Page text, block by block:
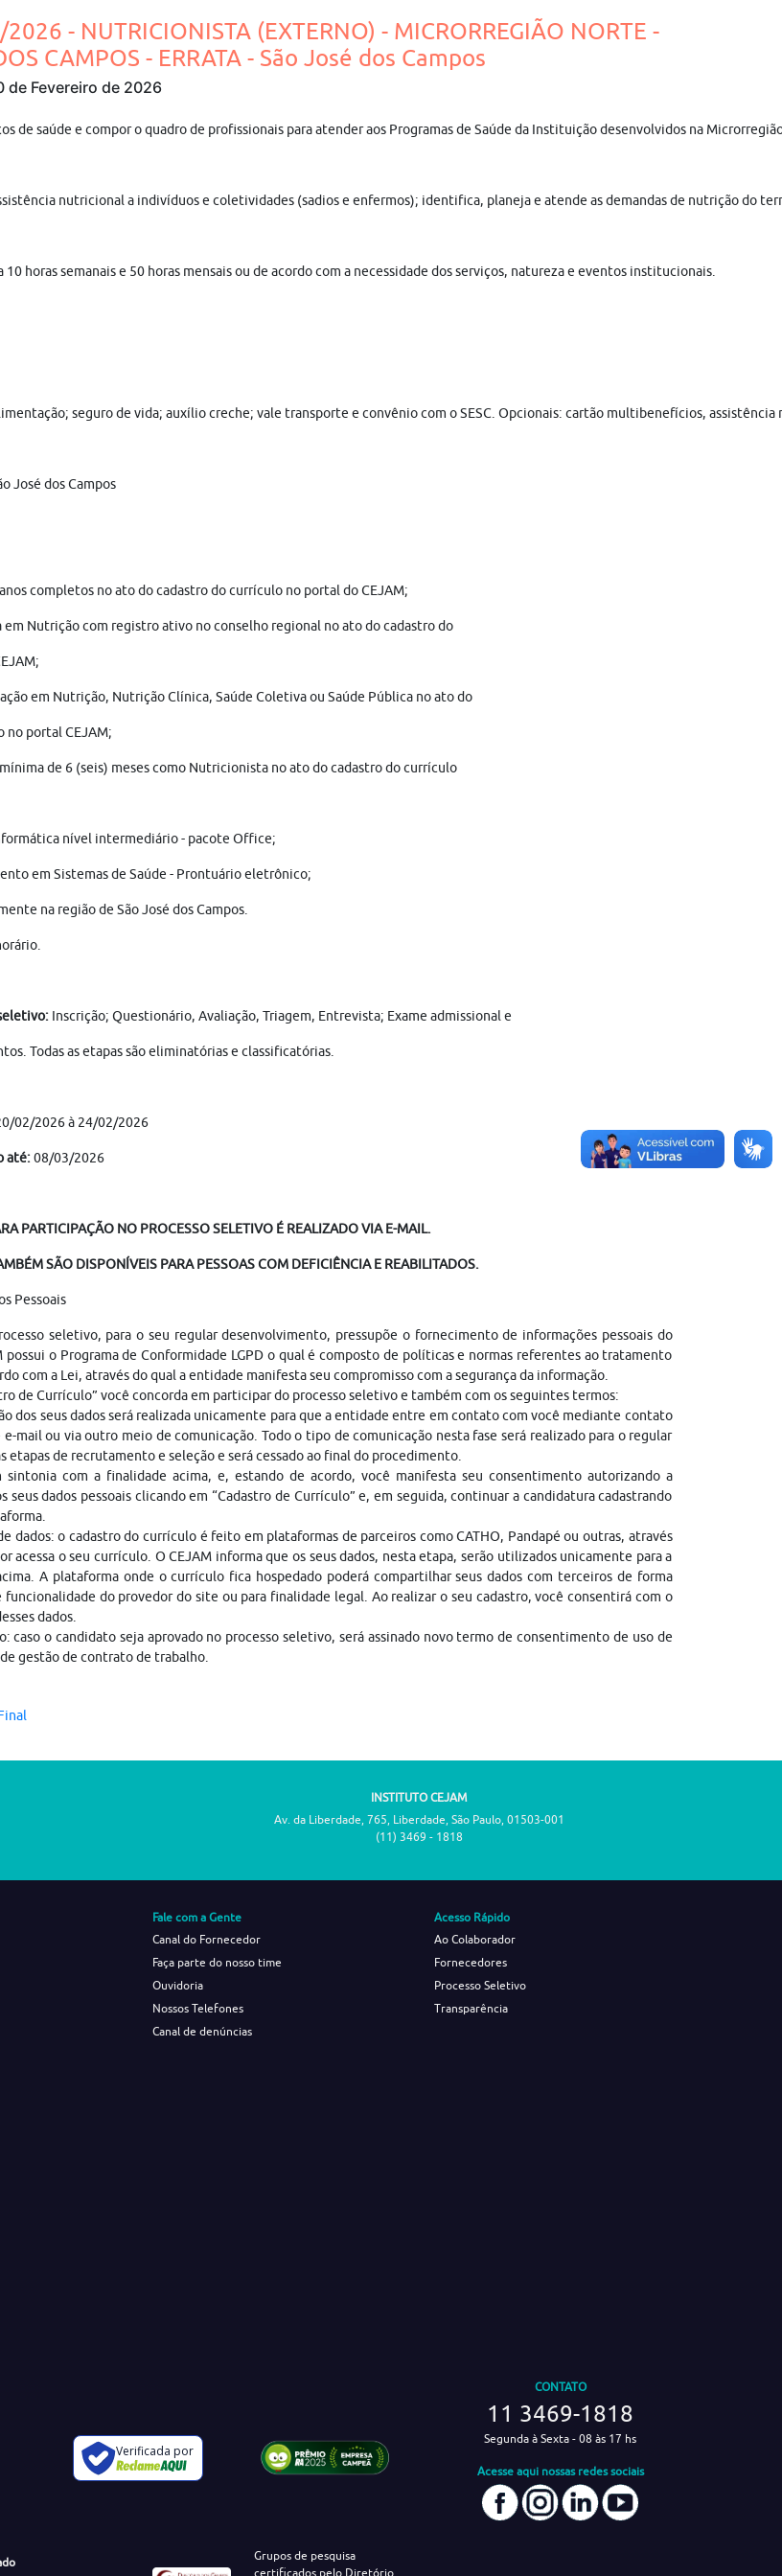
- NUTRICIONISTA (EXTERNO) - MICRORREGIÃO NORTE -
CAMPOS - ERRATA - São José dos Campos
de Fevereiro de 2026
de saúde e compor o quadro de profissionais para atender aos Programas de Saúde da Instituição desenvolvidos na
nutricional a indivíduos e coletividades (sadios e enfermos); identifica, planeja e atende as demandas de nutrição do
10 horas semanais e 50 horas mensais ou de acordo com a necessidade dos serviços, natureza e eventos institucionais.
seguro de vida; auxílio creche; vale transporte e convênio com o SESC. Opcionais: cartão multibenefícios,
José dos Campos
completos no ato do cadastro do currículo no portal do CEJAM;
em Nutrição com registro ativo no conselho regional no ato do cadastro do
em Nutrição, Nutrição Clínica, Saúde Coletiva ou Saúde Pública no ato do
no portal CEJAM;
de 6 (seis) meses como Nutricionista no ato do cadastro do currículo
nível intermediário - pacote Office;
em Sistemas de Saúde - Prontuário eletrônico;
na região de São José dos Campos.
Inscrição; Questionário, Avaliação, Triagem, Entrevista; Exame admissional e
Todas as etapas são eliminatórias e classificatórias.
02/2026 à 24/02/2026
até:08/03/2026
PARTICIPAÇÃO NO PROCESSO SELETIVO É REALIZADO VIA E-MAIL.
SÃO DISPONÍVEIS PARA PESSOAS COM DEFICIÊNCIA E REABILITADOS.
Pessoais
seletivo, para o seu regular desenvolvimento, pressupõe o fornecimento de informações pessoais do
possui o Programa de Conformidade LGPD o qual é composto de políticas e normas referentes ao tratamento
com a Lei, através do qual a entidade manifesta seu compromisso com a segurança da informação.
de Currículo” você concorda em participar do processo seletivo e também com os seguintes termos:
dos seus dados será realizada unicamente para que a entidade entre em contato com você mediante contato
mail ou via outro meio de comunicação. Todo o tipo de comunicação nesta fase será realizado para o regular
etapas de recrutamento e seleção e será cessado ao final do procedimento.
sintonia com a finalidade acima, e, estando de acordo, você manifesta seu consentimento autorizando a
seus dados pessoais clicando em “Cadastro de Currículo” e, em seguida, continuar a candidatura cadastrando
dados: o cadastro do currículo é feito em plataformas de parceiros como CATHO, Pandapé ou outras, através
acessa o seu currículo. O CEJAM informa que os seus dados, nesta etapa, serão utilizados unicamente para a
A plataforma onde o currículo fica hospedado poderá compartilhar seus dados com terceiros de forma
funcionalidade do provedor do site ou para finalidade legal. Ao realizar o seu cadastro, você consentirá com o
dados.
caso o candidato seja aprovado no processo seletivo, será assinado novo termo de consentimento de uso de
gestão de contrato de trabalho.
INSTITUTO CEJAM
Av. da Liberdade, 765, Liberdade, São Paulo, 01503-001
(11) 3469 - 1818
Fale com a Gente
Canal do Fornecedor
Faça parte do nosso time
Ouvidoria
Nossos Telefones
Canal de denúncias
Acesso Rápido
Ao Colaborador
Fornecedores
Processo Seletivo
Transparência
Verificada por
CONTATO
11 3469-1818
Segunda à Sexta - 08 às 17 hs
Acesse aqui nossas redes sociais
Grupos de pesquisa
certificados pelo Diretório